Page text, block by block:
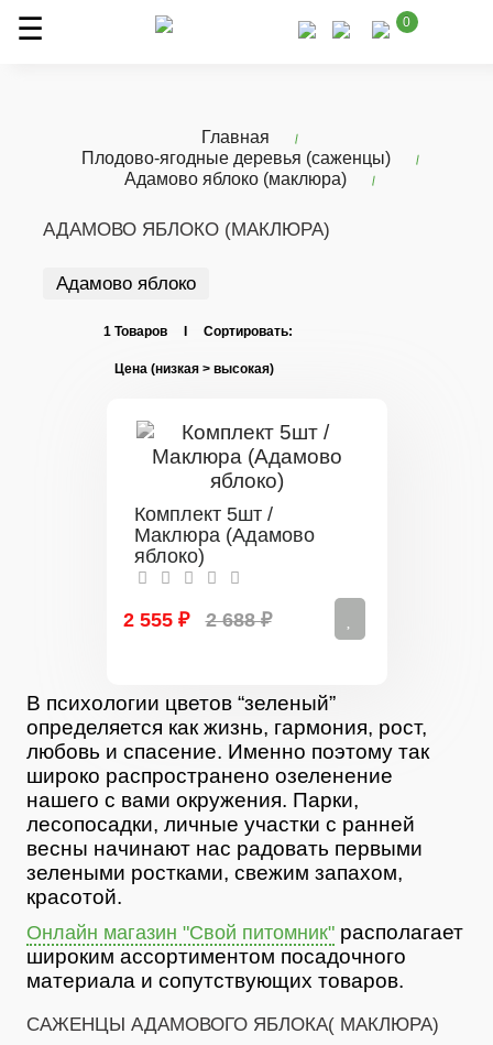
0
Главная
Плодово-ягодные деревья (саженцы)
Адамово яблоко (маклюра)
АДАМОВО ЯБЛОКО (МАКЛЮРА)
Адамово яблоко
1 Товаров I Сортировать:
Комплект 5шт /
Маклюра (Адамово
яблоко)
2 555 ₽ 2 688 ₽
В психологии цветов “зеленый”
определяется как жизнь, гармония, рост,
любовь и спасение. Именно поэтому так
широко распространено озеленение
нашего с вами окружения. Парки,
лесопосадки, личные участки с ранней
весны начинают нас радовать первыми
зелеными ростками, свежим запахом,
красотой.
Онлайн магазин "Свой питомник" располагает
широким ассортиментом посадочного
материала и сопутствующих товаров.
САЖЕНЦЫ АДАМОВОГО ЯБЛОКА( МАКЛЮРА)